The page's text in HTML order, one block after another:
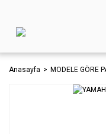
Anasayfa MODELE GÖRE